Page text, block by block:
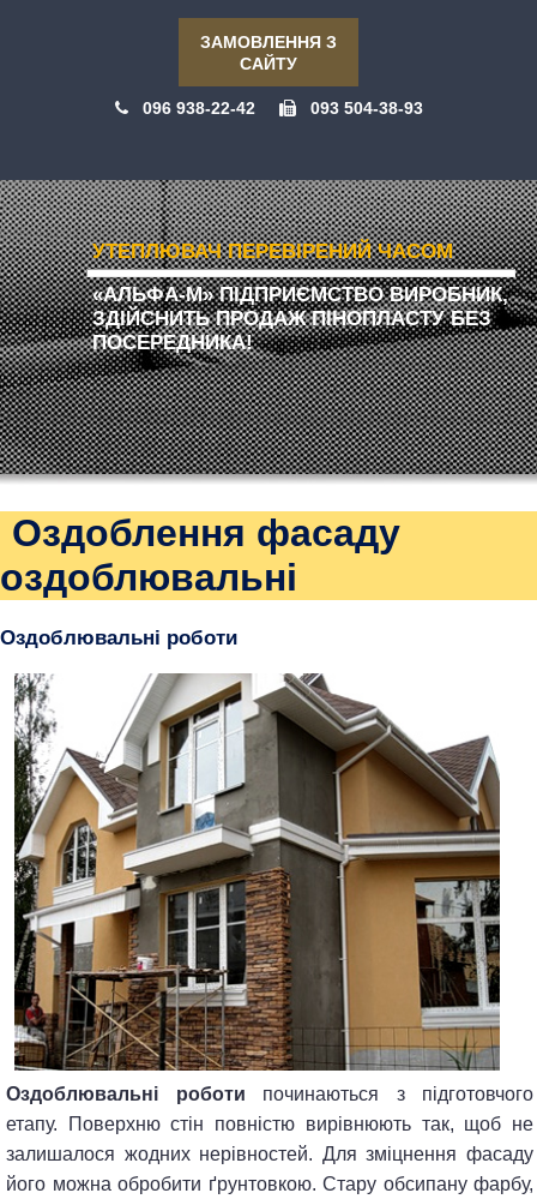
ЗАМОВЛЕННЯ З
САЙТУ
096 938-22-42 093 504-38-93
УТЕПЛЮВАЧ ПЕРЕВІРЕНИЙ ЧАСОМ
«АЛЬФА-М» ПІДПРИЄМСТВО ВИРОБНИК,
ЗДІЙСНИТЬ ПРОДАЖ ПІНОПЛАСТУ БЕЗ
ПОСЕРЕДНИКА!
Оздоблення фасаду
оздоблювальні
Оздоблювальні роботи
Оздоблювальні роботи починаються з підготовчого
етапу. Поверхню стін повністю вирівнюють так, щоб не
залишалося жодних нерівностей. Для зміцнення фасаду
його можна обробити ґрунтовкою. Стару обсипану фарбу,